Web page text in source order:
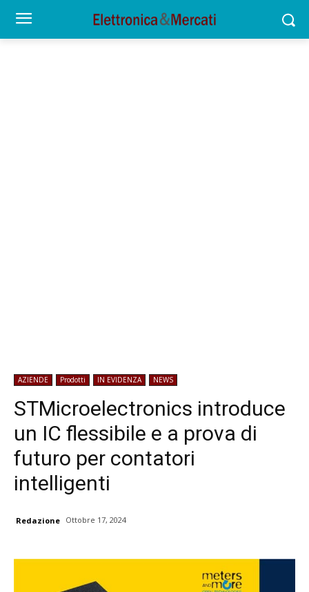
AZIENDE Prodotti IN EVIDENZA NEWS
STMicroelectronics introduce
un IC flessibile e a prova di
futuro per contatori
intelligenti
Redazione Ottobre 17, 2024